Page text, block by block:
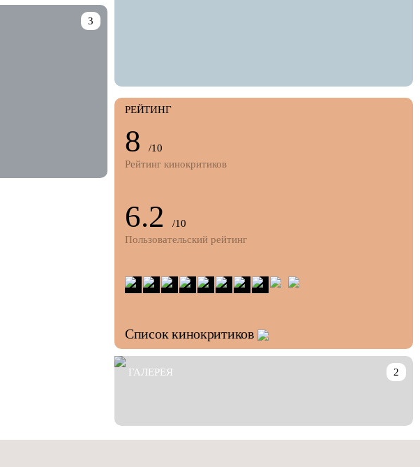
3
РЕЙТИНГ
8
/10
Рейтинг кинокритиков
6.2
/10
Пользовательский рейтинг
Список кинокритиков
ГАЛЕРЕЯ 2